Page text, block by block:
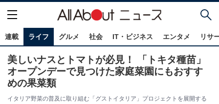
連載 ライフ グルメ 社会 IT・ビジネス エンタメ リサ
美しいナスとトマトが必見！ 「トキタ種苗」
オープンデーで見つけた家庭菜園にもおすす
めの果菜類
イタリア野菜の普及に取り組む「グストイタリア」プロジェクトを展開する